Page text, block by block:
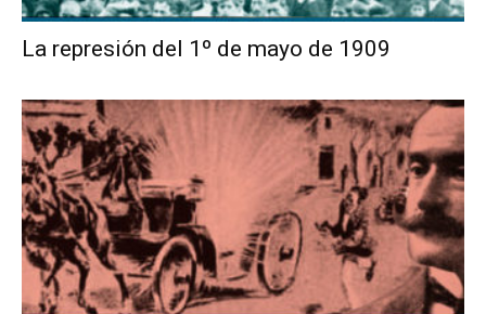
La represión del 1º de mayo de 1909